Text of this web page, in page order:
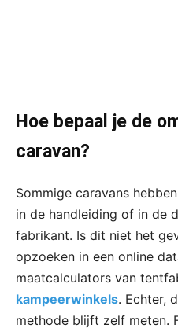
Hoe bepaal je de
caravan?
Sommige caravans
in de handleiding of in de
fabrikant. Is dit niet het
opzoeken in een online
maatcalculators van
kampeerwinkels. Echter,
methode blijft zelf meten.